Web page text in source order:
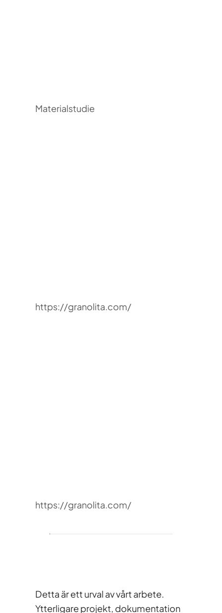
Materialstudie
https://granolita.com/
https://granolita.com/
Detta är ett urval av vårt arbete.
Ytterligare projekt, dokumentation